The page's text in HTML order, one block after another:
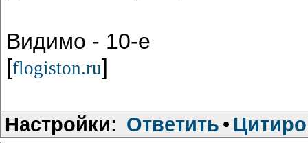
Видимо - 10-е
[flogiston.ru]
Настройки: Ответить •